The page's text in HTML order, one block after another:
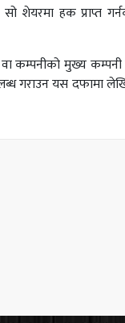
शेयरमा हक प्राप्त
वा कम्पनीको मुख्य
गराउन यस दफामा